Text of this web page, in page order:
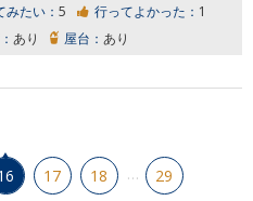
みたい： 5 行ってよかった： 1
あり 屋台： あり
17 18 … 29